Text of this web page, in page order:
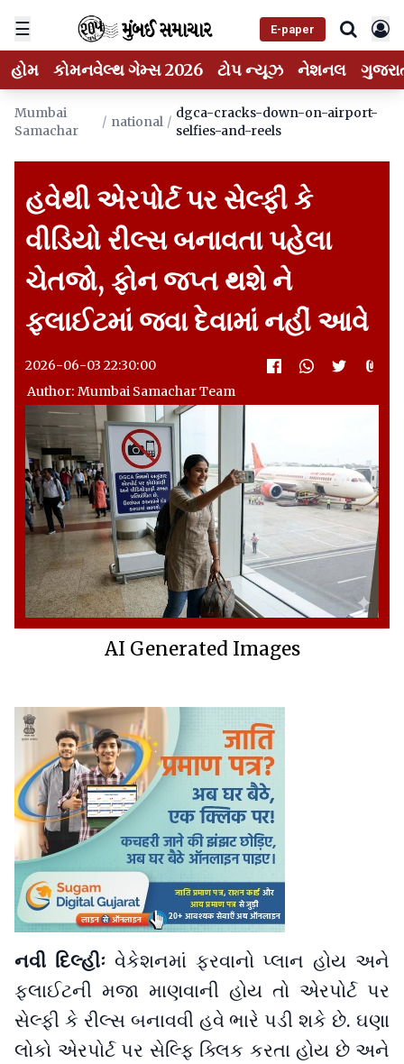
☰ E-paper
હોમ કોમનવેલ્થ ગેમ્સ 2026 ટોપ ન્યૂઝ નેશનલ
Mumbai
Samachar
/ national /
dgca-cracks-down-on-airport-
selfies-and-reels
હવેથી એરપોર્ટ પર સેલ્ફી કે
વીડિયો રીલ્સ બનાવતા પહેલા
ચેતજો, ફોન જપ્ત થશે ને
ફ્લાઈટમાં જવા દેવામાં નહીં આવે
2026-06-03 22:30:00
Author: Mumbai Samachar Team
AI Generated Images
નવી દિલ્હીઃ વેકેશનમાં ફરવાનો પ્લાન હોય અને
ફ્લાઈટની મજા માણવાની હોય તો એરપોર્ટ પર
સેલ્ફી કે રીલ્સ બનાવવી હવે ભારે પડી શકે છે. ઘણા
લોકો એરપોર્ટ પર સેલ્ફિ ક્લિક કરતા હોય છે અને